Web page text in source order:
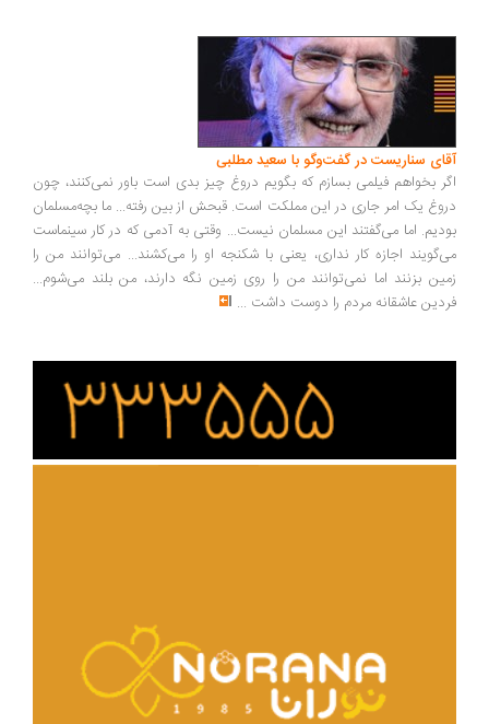
سناریست در گفت‌وگو با سعید مطلبی
بخواهم فیلمی بسازم که بگویم دروغ چیز بدی است باور نمی‌کنند، چون
یک امر جاری در این مملکت است. قبحش از بین رفته... ما بچه‌مسلمان
اما می‌گفتند این مسلمان نیست... وقتی به آدمی که در کار سینماست
اجازه کار نداری، یعنی با شکنجه او را می‌کشند... می‌توانند من را
بزنند اما نمی‌توانند من را روی زمین نگه دارند، من بلند می‌شوم...
عاشقانه مردم را دوست داشت ...